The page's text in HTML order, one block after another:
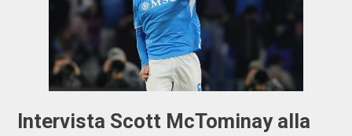
Intervista Scott McTominay alla